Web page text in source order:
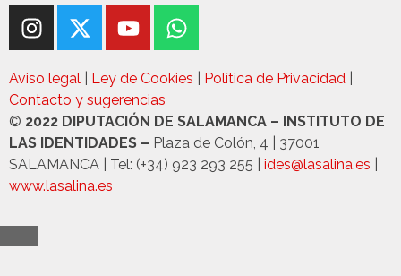
Aviso legal Ley de Cookies Política de Privacidad
Contacto y sugerencias
© 2022 DIPUTACIÓN DE SALAMANCA – INSTITUTO DE
LAS IDENTIDADES – Plaza de Colón, 4 | 37001
SALAMANCA | Tel: (+34) 923 293 255 | ides@lasalina.es
www.lasalina.es